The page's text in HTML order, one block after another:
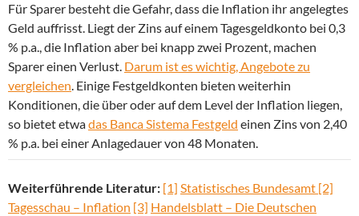
Für Sparer besteht die Gefahr, dass die Inflation ihr angelegtes
Geld auffrisst. Liegt der Zins auf einem Tagesgeldkonto bei 0,3
% p.a., die Inflation aber bei knapp zwei Prozent, machen
Sparer einen Verlust. Darum ist es wichtig, Angebote zu
vergleichen. Einige Festgeldkonten bieten weiterhin
Konditionen, die über oder auf dem Level der Inflation liegen,
so bietet etwadas Banca Sistema Festgeld einen Zins von 2,40
% p.a. bei einer Anlagedauer von 48 Monaten.
Weiterführende Literatur: [1] Statistisches Bundesamt [2]
Tagesschau – Inflation [3] Handelsblatt – Die Deutschen